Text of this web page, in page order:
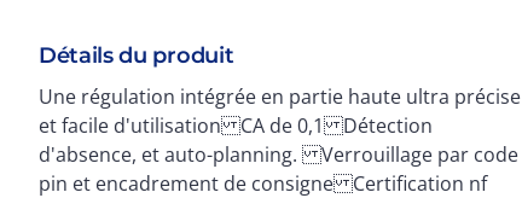
Détails du produit
Une régulation intégrée en partie haute ultra précise
et facile d'utilisation CA de 0,1 Détection
d'absence, et auto-planning. Verrouillage par code
pin et encadrement de consigne Certification nf
gabarit Emballage 100% carton , pour faciliter le